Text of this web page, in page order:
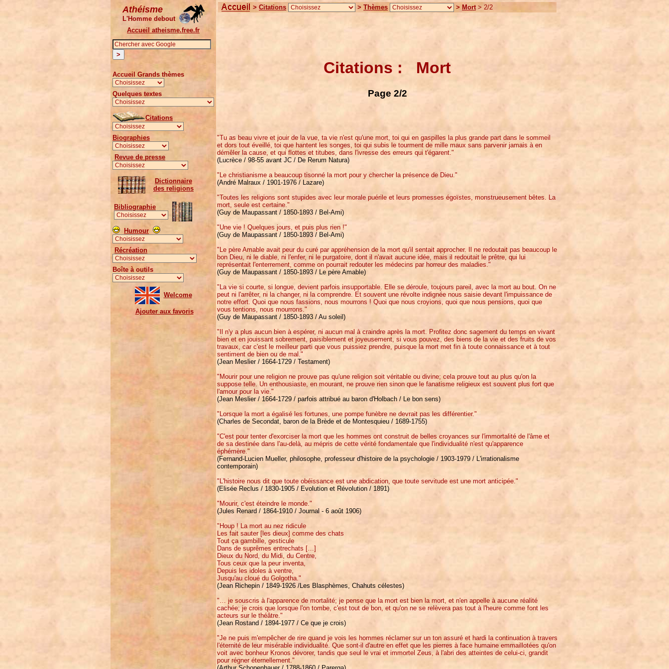
Athéisme
L'Homme debout
Accueil atheisme.free.fr
Accueil Grands thèmes
Quelques textes
Citations
Biographies
Revue de presse
Dictionnaire
des religions
Bibliographie
Humour
Récréation
Boîte à outils
Welcome
Ajouter aux favoris
> Citations > Thèmes > Mort> 2/2
Citations : Mort
Page 2/2
"Tu as beau vivre et jouir de la vue, ta vie n'est qu'une mort, toi qui en gaspilles la plus grande part dans le sommeil
et dors tout éveillé, toi que hantent les songes, toi qui subis le tourment de mille maux sans parvenir jamais à en
démêler la cause, et qui flottes et titubes, dans l'ivresse des erreurs qui t'égarent."
(Lucrèce / 98-55 avant JC / De Rerum Natura)
"Le christianisme a beaucoup tisonné la mort pour y chercher la présence de Dieu."
(André Malraux / 1901-1976 / Lazare)
"Toutes les religions sont stupides avec leur morale puérile et leurs promesses égoïstes, monstrueusement bêtes. La
mort, seule est certaine."
(Guy de Maupassant / 1850-1893 / Bel-Ami)
"Une vie ! Quelques jours, et puis plus rien !"
(Guy de Maupassant / 1850-1893 / Bel-Ami)
"Le père Amable avait peur du curé par appréhension de la mort qu'il sentait approcher. Il ne redoutait pas beaucoup le
bon Dieu, ni le diable, ni l'enfer, ni le purgatoire, dont il n'avait aucune idée, mais il redoutait le prêtre, qui lui
représentait l'enterrement, comme on pourrait redouter les médecins par horreur des maladies."
(Guy de Maupassant / 1850-1893 / Le père Amable)
"La vie si courte, si longue, devient parfois insupportable. Elle se déroule, toujours pareil, avec la mort au bout. On ne
peut ni l'arrêter, ni la changer, ni la comprendre. Et souvent une révolte indignée nous saisie devant l'impuissance de
notre effort. Quoi que nous fassions, nous mourrons ! Quoi que nous croyions, quoi que nous pensions, quoi que
vous tentions, nous mourrons."
(Guy de Maupassant / 1850-1893 / Au soleil)
"Il n'y a plus aucun bien à espérer, ni aucun mal à craindre après la mort. Profitez donc sagement du temps en vivant
bien et en jouissant sobrement, paisiblement et joyeusement, si vous pouvez, des biens de la vie et des fruits de vos
travaux, car c'est le meilleur parti que vous puissiez prendre, puisque la mort met fin à toute connaissance et à tout
sentiment de bien ou de mal."
(Jean Meslier / 1664-1729 / Testament)
"Mourir pour une religion ne prouve pas qu'une religion soit véritable ou divine; cela prouve tout au plus qu'on la
suppose telle. Un enthousiaste, en mourant, ne prouve rien sinon que le fanatisme religieux est souvent plus fort que
l'amour pour la vie."
(Jean Meslier / 1664-1729 / parfois attribué au baron d'Holbach / Le bon sens)
"Lorsque la mort a égalisé les fortunes, une pompe funèbre ne devrait pas les différentier."
(Charles de Secondat, baron de la Brède et de Montesquieu / 1689-1755)
"C'est pour tenter d'exorciser la mort que les hommes ont construit de belles croyances sur l'immortalité de l'âme et
de sa destinée dans l'au-delà, au mépris de cette vérité fondamentale que l'individualité n'est qu'apparence
éphémère."
(Fernand-Lucien Mueller, philosophe, professeur d'histoire de la psychologie / 1903-1979 / L'irrationalisme
contemporain)
"L'histoire nous dit que toute obéissance est une abdication, que toute servitude est une mort anticipée."
(Elisée Reclus / 1830-1905 / Evolution et Révolution / 1891)
"Mourir, c'est éteindre le monde."
(Jules Renard / 1864-1910 / Journal - 6 août 1906)
"Houp ! La mort au nez ridicule
Les fait sauter [les dieux] comme des chats
Tout ça gambille, gesticule
Dans de suprêmes entrechats […]
Dieux du Nord, du Midi, du Centre,
Tous ceux que la peur inventa,
Depuis les idoles à ventre,
Jusqu'au cloué du Golgotha."
(Jean Richepin / 1849-1926 /Les Blasphèmes, Chahuts célestes)
"… je souscris à l'apparence de mortalité; je pense que la mort est bien la mort, et n'en appelle à aucune réalité
cachée; je crois que lorsque l'on tombe, c'est tout de bon, et qu'on ne se relèvera pas tout à l'heure comme font les
acteurs sur le théâtre."
(Jean Rostand / 1894-1977 / Ce que je crois)
"Je ne puis m'empêcher de rire quand je vois les hommes réclamer sur un ton assuré et hardi la continuation à travers
l'éternité de leur misérable individualité. Que sont-il d'autre en effet que les pierres à face humaine emmaillotées qu'on
voit avec bonheur Kronos dévorer, tandis que seul le vrai et immortel Zeus, à l'abri des atteintes de celui-ci, grandit
pour régner éternellement."